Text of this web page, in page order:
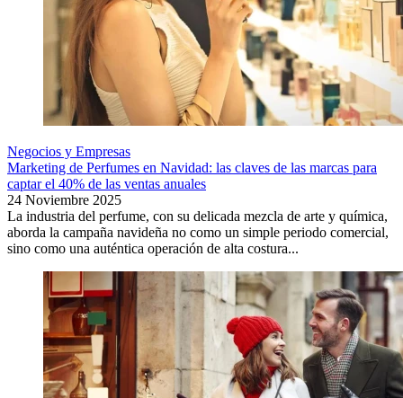
Negocios y Empresas
Marketing de Perfumes en Navidad: las claves de las marcas para
captar el 40% de las ventas anuales
24 Noviembre 2025
La industria del perfume, con su delicada mezcla de arte y química,
aborda la campaña navideña no como un simple periodo comercial,
sino como una auténtica operación de alta costura...